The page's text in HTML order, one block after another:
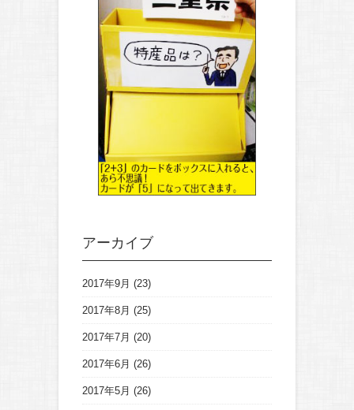
アーカイブ
2017年9月 (23)
2017年8月 (25)
2017年7月 (20)
2017年6月 (26)
2017年5月 (26)